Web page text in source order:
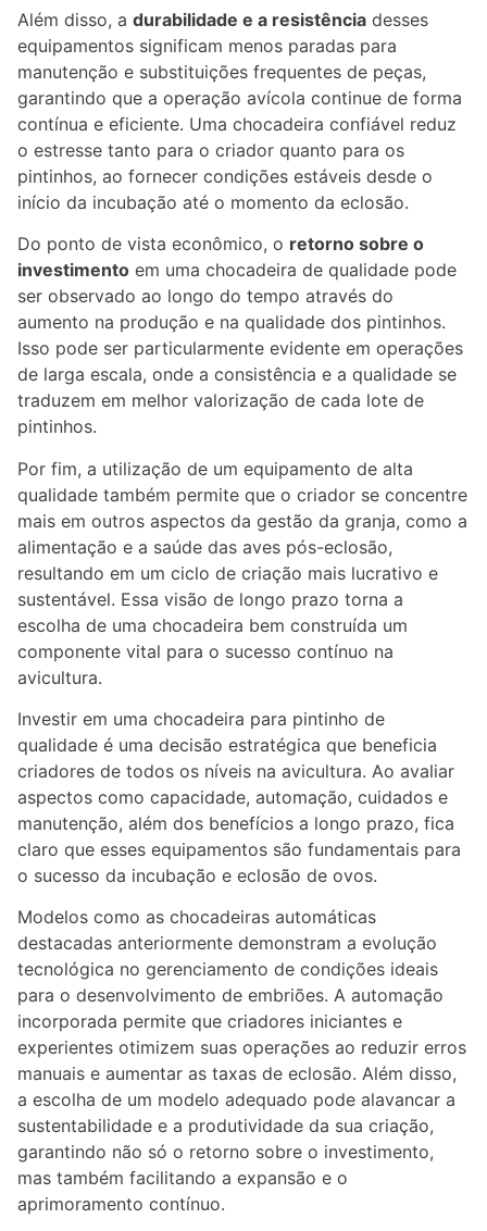
Além disso, a durabilidade e a resistência desses
equipamentos significam menos paradas para
manutenção e substituições frequentes de peças,
garantindo que a operação avícola continue de forma
contínua e eficiente. Uma chocadeira confiável reduz
o estresse tanto para o criador quanto para os
pintinhos, ao fornecer condições estáveis desde o
início da incubação até o momento da eclosão.
Do ponto de vista econômico, o retorno sobre o
investimento em uma chocadeira de qualidade pode
ser observado ao longo do tempo através do
aumento na produção e na qualidade dos pintinhos.
Isso pode ser particularmente evidente em operações
de larga escala, onde a consistência e a qualidade se
traduzem em melhor valorização de cada lote de
pintinhos.
Por fim, a utilização de um equipamento de alta
qualidade também permite que o criador se concentre
mais em outros aspectos da gestão da granja, como a
alimentação e a saúde das aves pós-eclosão,
resultando em um ciclo de criação mais lucrativo e
sustentável. Essa visão de longo prazo torna a
escolha de uma chocadeira bem construída um
componente vital para o sucesso contínuo na
avicultura.
Investir em uma chocadeira para pintinho de
qualidade é uma decisão estratégica que beneficia
criadores de todos os níveis na avicultura. Ao avaliar
aspectos como capacidade, automação, cuidados e
manutenção, além dos benefícios a longo prazo, fica
claro que esses equipamentos são fundamentais para
o sucesso da incubação e eclosão de ovos.
Modelos como as chocadeiras automáticas
destacadas anteriormente demonstram a evolução
tecnológica no gerenciamento de condições ideais
para o desenvolvimento de embriões. A automação
incorporada permite que criadores iniciantes e
experientes otimizem suas operações ao reduzir erros
manuais e aumentar as taxas de eclosão. Além disso,
a escolha de um modelo adequado pode alavancar a
sustentabilidade e a produtividade da sua criação,
garantindo não só o retorno sobre o investimento,
mas também facilitando a expansão e o
aprimoramento contínuo.